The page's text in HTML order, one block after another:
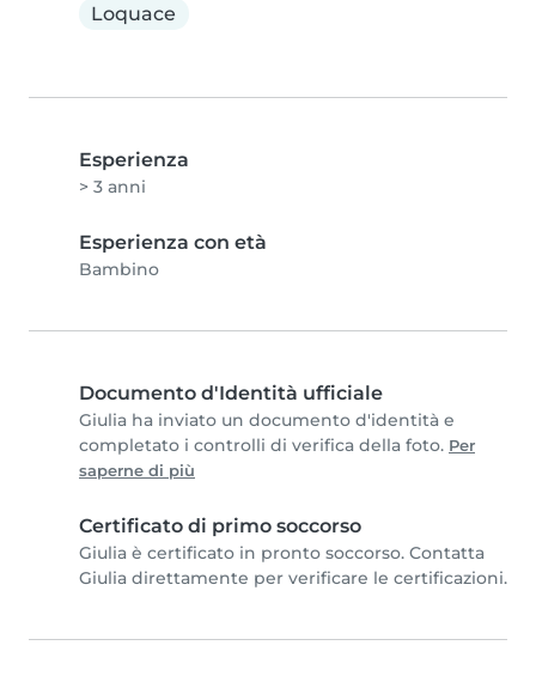
Loquace
Esperienza
> 3 anni
Esperienza con età
Bambino
Documento d'Identità ufficiale
Giulia ha inviato un documento d'identità e
completato i controlli di verifica della foto. Per
saperne di più
Certificato di primo soccorso
Giulia è certificato in pronto soccorso. Contatta
Giulia direttamente per verificare le certificazioni.